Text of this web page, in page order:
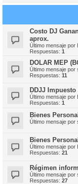
Costo DJ
aprox.
Último mensaje por
Respuestas: 1
DOLAR MEP
Último mensaje por
Respuestas: 11
DDJJ
Último mensaje por
Respuestas: 1
Bienes
Último mensaje por
Bienes
Último mensaje por
Respuestas: 21
Régimen
Último mensaje por
Respuestas: 27